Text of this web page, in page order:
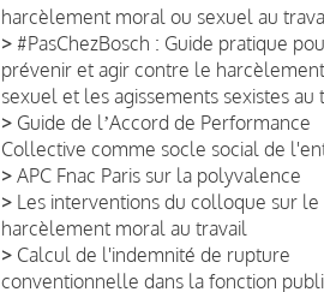
harcèlement moral ou sexuel au
> #PasChezBosch : Guide pratique
prévenir et agir contre le
sexuel et les agissements sexistes au
> Guide de lʼAccord de Performance
Collective comme socle social de
> APC Fnac Paris sur la polyvalence
> Les interventions du colloque sur le
harcèlement moral au travail
> Calcul de l'indemnité de rupture
conventionnelle dans la fonction